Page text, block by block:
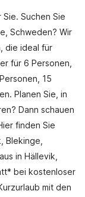
Suchen Sie
Schweden? Wir
die ideal für
für 6 Personen,
15
Planen Sie, in
Dann schauen
finden Sie
Blekinge,
in Hällevik,
bei kostenloser
mit den